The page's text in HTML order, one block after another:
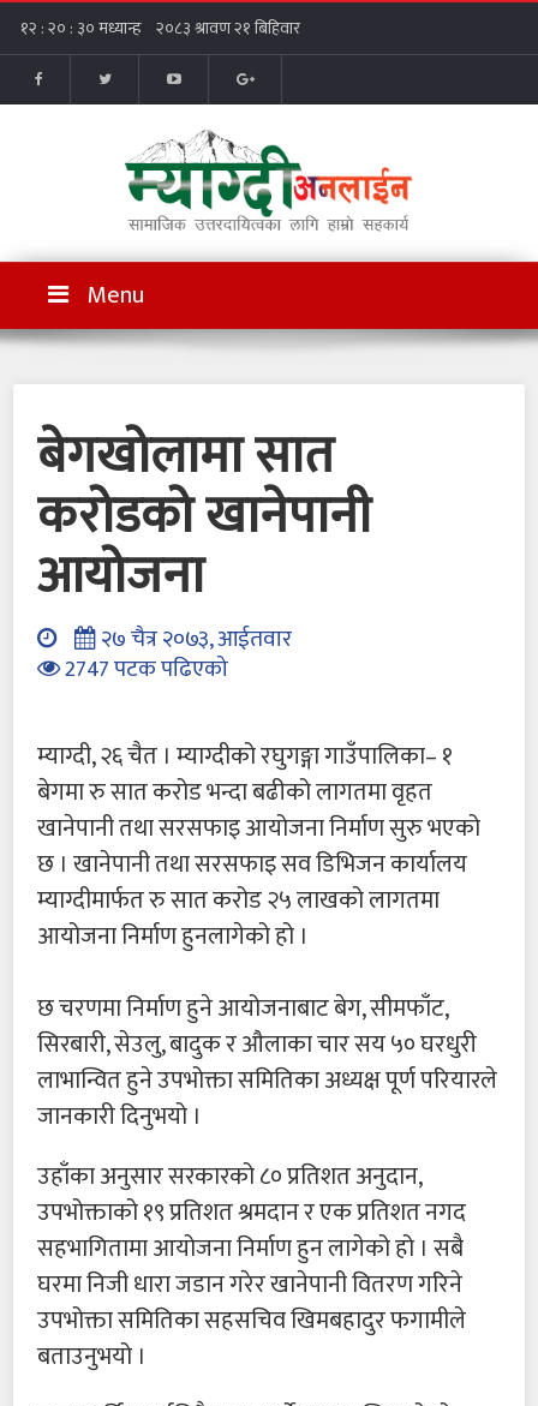
Menu
बेगखोलामा सात
करोडको खानेपानी
आयोजना
२७ चैत्र २०७३, आईतवार
2747 पटक पढिएको
म्याग्दी, २६ चैत । म्याग्दीको रघुगङ्गा गाउँपालिका– १
बेगमा रु सात करोड भन्दा बढीको लागतमा वृहत
खानेपानी तथा सरसफाइ आयोजना निर्माण सुरु भएको
छ । खानेपानी तथा सरसफाइ सव डिभिजन कार्यालय
म्याग्दीमार्फत रु सात करोड २५ लाखको लागतमा
आयोजना निर्माण हुनलागेको हो ।
छ चरणमा निर्माण हुने आयोजनाबाट बेग, सीमफाँट,
सिरबारी, सेउलु, बादुक र औलाका चार सय ५० घरधुरी
लाभान्वित हुने उपभोक्ता समितिका अध्यक्ष पूर्ण परियारले
जानकारी दिनुभयो ।
उहाँका अनुसार सरकारको ८० प्रतिशत अनुदान,
उपभोक्ताको १९ प्रतिशत श्रमदान र एक प्रतिशत नगद
सहभागितामा आयोजना निर्माण हुन लागेको हो । सबै
घरमा निजी धारा जडान गरेर खानेपानी वितरण गरिने
उपभोक्ता समितिका सहसचिव खिमबहादुर फगामीले
बताउनुभयो ।